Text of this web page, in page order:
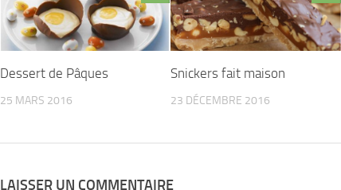
Dessert de Pâques
25 MARS 2016
Snickers fait maison
23 DÉCEMBRE 2016
LAISSER UN COMMENTAIRE